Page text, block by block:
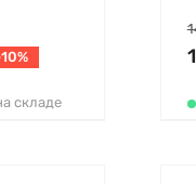
складе